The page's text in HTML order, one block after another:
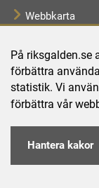
På riksgalden.se
förbättra
statistik. Vi
förbättra vår
Hantera kakor
Webbkarta
Behandling av